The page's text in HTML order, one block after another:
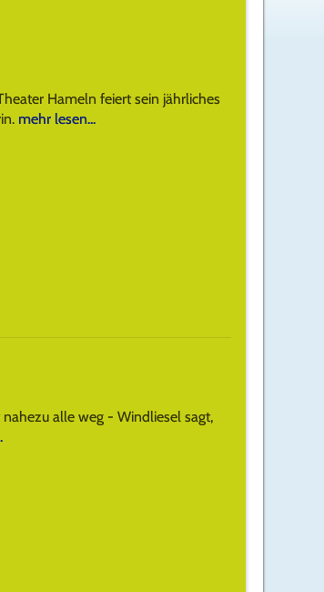
Hameln feiert sein jährliches
mehr lesen...
alle weg - Windliesel sagt,